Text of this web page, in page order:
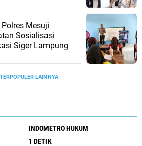
Mesuji
Sosialisasi
Siger Lampung
TERPOPULER LAINNYA
INDOMETRO HUKUM
1 DETIK